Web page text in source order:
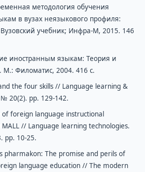
методология обучения
в вузах неязыкового профиля:
учебник; Инфра-М, 2015. 146
иностранным языкам: Теория и
М.: Филоматис, 2004. 416 с.
the four skills // Language learning &
20(2). pp. 129-142.
foreign language instructional
// Language learning technologies.
pp. 10-25.
pharmakon: The promise and perils of
language education // The modern